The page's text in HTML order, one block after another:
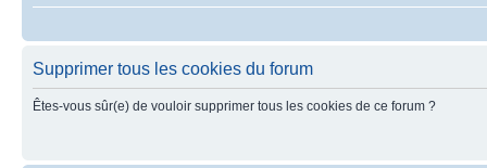
Supprimer tous les cookies du forum
Êtes-vous sûr(e) de vouloir supprimer tous les cookies de ce forum ?